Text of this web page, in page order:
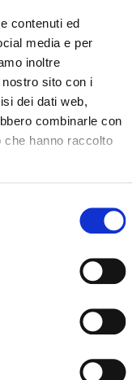
contenuti ed
media e per
inoltre
sito con i
dei dati web,
combinarle con
che hanno raccolto
SEIYA: TIME